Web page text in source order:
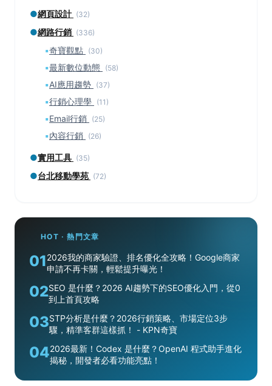
●網頁設計 (32)
●網路行銷 (336)
▪奇寶觀點 (30)
▪最新數位動態 (58)
▪AI應用趨勢 (37)
▪行銷心理學 (11)
▪Email行銷 (25)
▪內容行銷 (26)
●實用工具 (35)
●台北移動學苑 (72)
HOT · 熱門文章
012026我的商家驗證、排名優化全攻略！Google商家
申請不再卡關，輕鬆提升曝光！
02SEO 是什麼？2026 AI趨勢下的SEO優化入門，從0
到上首頁攻略
03STP分析是什麼？2026行銷策略、市場定位3步
驟，精準客群這樣抓！ - KPN奇寶
042026最新！Codex 是什麼？OpenAI 程式助手進化
揭秘，開發者必看功能亮點！